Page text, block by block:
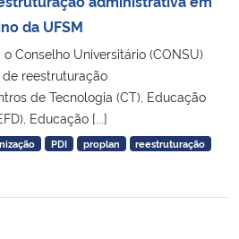
da UFSM
Conselho Universitário (CONSU)
reestruturação
de Tecnologia (CT), Educação
Educação [...]
PDI proplan reestruturação